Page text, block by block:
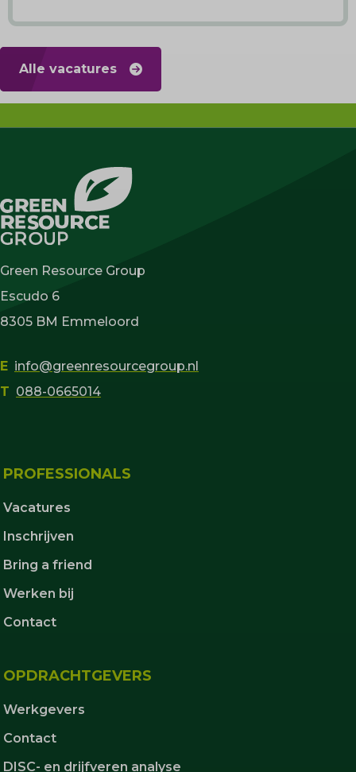
Alle vacatures
Green Resource Group
Escudo 6
8305 BM Emmeloord
E info@greenresourcegroup.nl
T 088-0665014
PROFESSIONALS
Vacatures
Inschrijven
Bring a friend
Werken bij
Contact
OPDRACHTGEVERS
Werkgevers
Contact
DISC- en drijfveren analyse